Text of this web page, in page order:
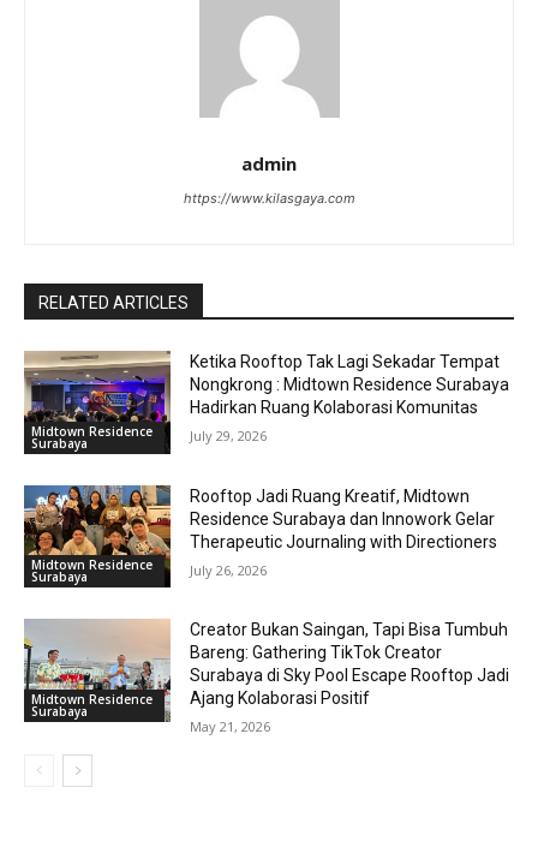
admin
https://www.kilasgaya.com
RELATED ARTICLES
Midtown Residence
Surabaya
Ketika Rooftop Tak Lagi Sekadar Tempat
Nongkrong : Midtown Residence Surabaya
Hadirkan Ruang Kolaborasi Komunitas
July 29, 2026
Midtown Residence
Surabaya
Rooftop Jadi Ruang Kreatif, Midtown
Residence Surabaya dan Innowork Gelar
Therapeutic Journaling with Directioners
July 26, 2026
Midtown Residence
Surabaya
Creator Bukan Saingan, Tapi Bisa Tumbuh
Bareng: Gathering TikTok Creator
Surabaya di Sky Pool Escape Rooftop Jadi
Ajang Kolaborasi Positif
May 21, 2026